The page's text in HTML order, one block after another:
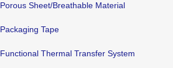
Porous Sheet/Breathable Material
Packaging Tape
Functional Thermal Transfer System